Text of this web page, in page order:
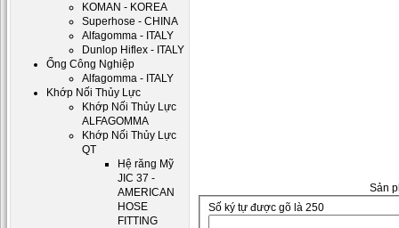
KOMAN - KOREA
Superhose - CHINA
Alfagomma - ITALY
Dunlop Hiflex - ITALY
Ống Công Nghiệp
Alfagomma - ITALY
Khớp Nối Thủy Lực
Khớp Nối Thủy Lực
ALFAGOMMA
Khớp Nối Thủy Lực
QT
Hệ răng Mỹ
JIC 37 -
AMERICAN
HOSE
FITTING
Sản
Số ký tự được gõ là 250